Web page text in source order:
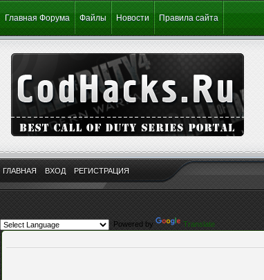
Главная Форума Файлы Новости Правила сайта
ГЛАВНАЯ ВХОД РЕГИСТРАЦИЯ
Powered by
Translate